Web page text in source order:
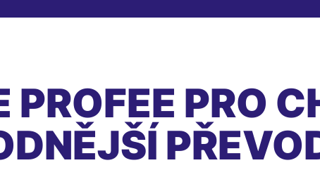
PROFEE PRO